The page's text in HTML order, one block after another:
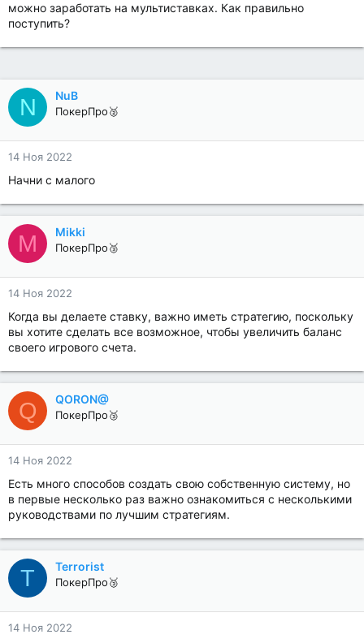
можно заработать на мультиставках. Как правильно
поступить?
N NuB
ПокерПро🥈
14 Ноя 2022
Начни с малого
M Mikki
ПокерПро🥉
14 Ноя 2022
Когда вы делаете ставку, важно иметь стратегию, поскольку
вы хотите сделать все возможное, чтобы увеличить баланс
своего игрового счета.
Q QORON@
ПокерПро🥉
14 Ноя 2022
Есть много способов создать свою собственную систему, но
в первые несколько раз важно ознакомиться с несколькими
руководствами по лучшим стратегиям.
T Terrorist
ПокерПро🥉
14 Ноя 2022